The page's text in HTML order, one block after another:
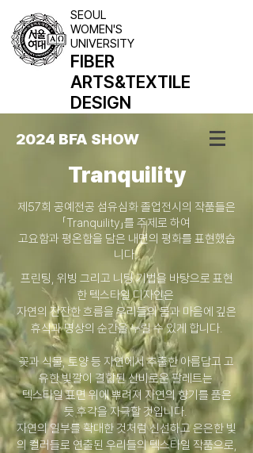
SEOUL
WOMEN'S
UNIVERSITY
FIBER
ARTS&TEXTILE
DESIGN
2024 BFA SHOW
Tranquility
제57회 공예전공 섬유심화 졸업전시의 작품들은
「Tranquility」를 주제로 하여
고요함과 평온함을 담은 내면의 평화를 표현했습
니다.
프린팅, 위빙 그리고 니팅 기법을 바탕으로 표현
한 텍스타일 디자인은
자연의 잔잔한 흐름을 우리들의 몸과 마음에 깊은
휴식과 명상의 순간을 누릴 수 있게 합니다.
꽃과 식물, 토양 등 자연에서 추출한 아름답고 고
유한 빛깔이 결합된 신비로운 팔레트는
텍스타일 표면 위에 뿌려져 자연의 향기를 품은
듯 후각을 자극할 것입니다.
자연의 일부를 확대한 것처럼 신선하고 은은한 빛
의 컬러들로 연출된 우리들의 텍스타일 작품으로,